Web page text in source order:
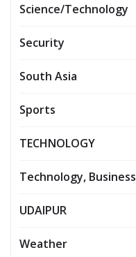
Science/Technology
Security
South Asia
Sports
TECHNOLOGY
Technology, Business
UDAIPUR
Weather